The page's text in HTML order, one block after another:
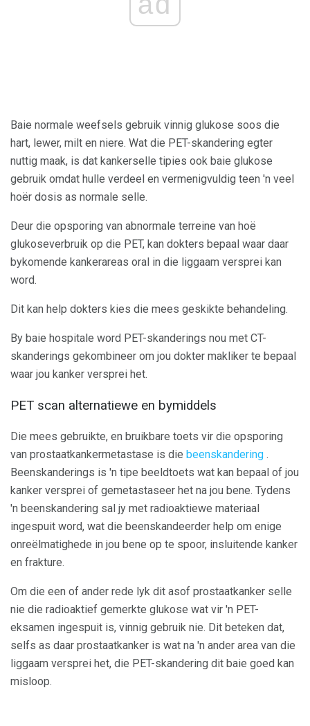
Baie normale weefsels gebruik vinnig glukose soos die
hart, lewer, milt en niere. Wat die PET-skandering egter
nuttig maak, is dat kankerselle tipies ook baie glukose
gebruik omdat hulle verdeel en vermenigvuldig teen 'n veel
hoër dosis as normale selle.
Deur die opsporing van abnormale terreine van hoë
glukoseverbruik op die PET, kan dokters bepaal waar daar
bykomende kankerareas oral in die liggaam versprei kan
word.
Dit kan help dokters kies die mees geskikte behandeling.
By baie hospitale word PET-skanderings nou met CT-
skanderings gekombineer om jou dokter makliker te bepaal
waar jou kanker versprei het.
PET scan alternatiewe en bymiddels
Die mees gebruikte, en bruikbare toets vir die opsporing
van prostaatkankermetastase is die beenskandering .
Beenskanderings is 'n tipe beeldtoets wat kan bepaal of jou
kanker versprei of gemetastaseer het na jou bene. Tydens
'n beenskandering sal jy met radioaktiewe materiaal
ingespuit word, wat die beenskandeerder help om enige
onreëlmatighede in jou bene op te spoor, insluitende kanker
en frakture.
Om die een of ander rede lyk dit asof prostaatkanker selle
nie die radioaktief gemerkte glukose wat vir 'n PET-
eksamen ingespuit is, vinnig gebruik nie. Dit beteken dat,
selfs as daar prostaatkanker is wat na 'n ander area van die
liggaam versprei het, die PET-skandering dit baie goed kan
misloop.